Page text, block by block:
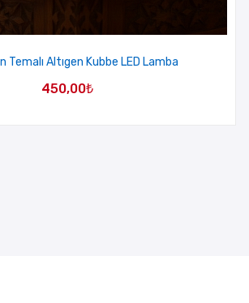
Temalı Altıgen Kubbe LED Lamba
450,00₺